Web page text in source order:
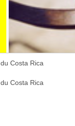
Costa Rica
Costa Rica